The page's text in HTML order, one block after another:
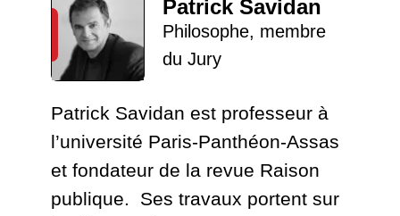
Patrick Savidan
Philosophe, membre
du Jury
Patrick Savidan est professeur à
l’université Paris-Panthéon-Assas
et fondateur de la revue Raison
publique. Ses travaux portent sur